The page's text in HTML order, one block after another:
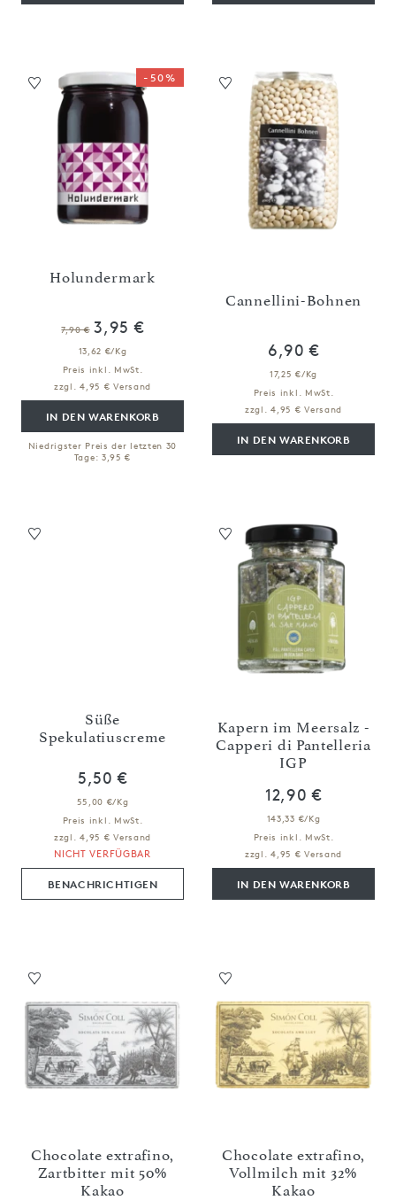
Holundermark
7,90 € 3,95 €
13,62 €/Kg
Preis inkl. MwSt.
zzgl. 4,95 € Versand
IN DEN WARENKORB
Niedrigster Preis der letzten 30
Tage: 3,95 €
-50%
Cannellini-Bohnen
6,90 €
17,25 €/Kg
Preis inkl. MwSt.
zzgl. 4,95 € Versand
IN DEN WARENKORB
Süße
Spekulatiuscreme
5,50 €
55,00 €/Kg
Preis inkl. MwSt.
zzgl. 4,95 € Versand
NICHT VERFÜGBAR
BENACHRICHTIGEN
Kapern im Meersalz -
Capperi di Pantelleria
IGP
12,90 €
143,33 €/Kg
Preis inkl. MwSt.
zzgl. 4,95 € Versand
IN DEN WARENKORB
Chocolate extrafino,
Zartbitter mit 50%
Kakao
Chocolate extrafino,
Vollmilch mit 32%
Kakao